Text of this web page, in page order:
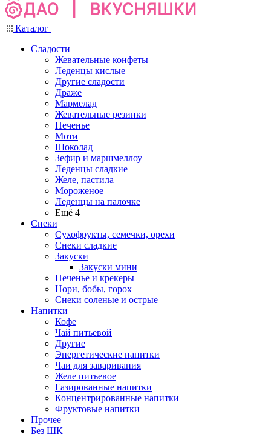
Каталог
Сладости
Жевательные конфеты
Леденцы кислые
Другие сладости
Драже
Мармелад
Жевательные резинки
Печенье
Моти
Шоколад
Зефир и маршмеллоу
Леденцы сладкие
Желе, пастила
Мороженое
Леденцы на палочке
Ещё 4
Снеки
Сухофрукты, семечки, орехи
Снеки сладкие
Закуски
Закуски мини
Печенье и крекеры
Нори, бобы, горох
Снеки соленые и острые
Напитки
Кофе
Чай питьевой
Другие
Энергетические напитки
Чаи для заваривания
Желе питьевое
Газированные напитки
Концентрированные напитки
Фруктовые напитки
Прочее
Без ШК